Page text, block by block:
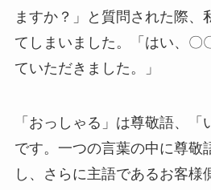
ますか？」と質問された際、
てしまいました。「はい、〇
ていただきました。」
「おっしゃる」は尊敬語、
です。一つの言葉の中に尊敬
し、さらに主語であるお客様